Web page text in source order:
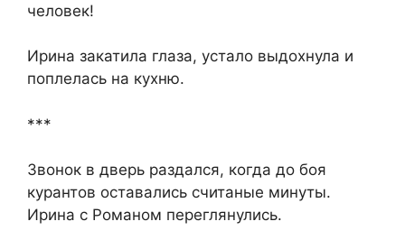
человек!
Ирина закатила глаза, устало выдохнула и
поплелась на кухню.
***
Звонок в дверь раздался, когда до боя
курантов оставались считаные минуты.
Ирина с Романом переглянулись.